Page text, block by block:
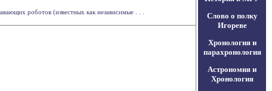
роботов (известных как независимые . . .
Слово о полку
Игореве
Хронология и
парахронология
Астрономия и
Хронология